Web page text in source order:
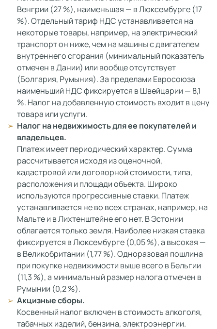
Венгрии (27 %), наименьшая — в Люксембурге (17
%). Отдельный тариф НДС устанавливается на
некоторые товары, например, на электрический
транспорт он ниже, чем на машины с двигателем
внутреннего сгорания (минимальный показатель
отмечен в Дании) или вообще отсутствует
(Болгария, Румыния). За пределами Евросоюза
наименьший НДС фиксируется в Швейцарии — 8,1
%. Налог на добавленную стоимость входит в цену
товара или услуги.
Налог на недвижимость для ее покупателей и
владельцев.
Платеж имеет периодический характер. Сумма
рассчитывается исходя из оценочной,
кадастровой или договорной стоимости, типа,
расположения и площади объекта. Широко
используются прогрессивные ставки. Платеж
устанавливается не во всех странах, например, на
Мальте и в Лихтенштейне его нет. В Эстонии
облагается только земля. Наиболее низкая ставка
фиксируется в Люксембурге (0,05 %), а высокая —
в Великобритании (1,77 %). Одноразовая пошлина
при покупке недвижимости выше всего в Бельгии
(11,3 %), а минимальный размер налога отмечен в
Румынии (0,2 %).
Акцизные сборы.
Косвенный налог включен в стоимость алкоголя,
табачных изделий, бензина, электроэнергии.